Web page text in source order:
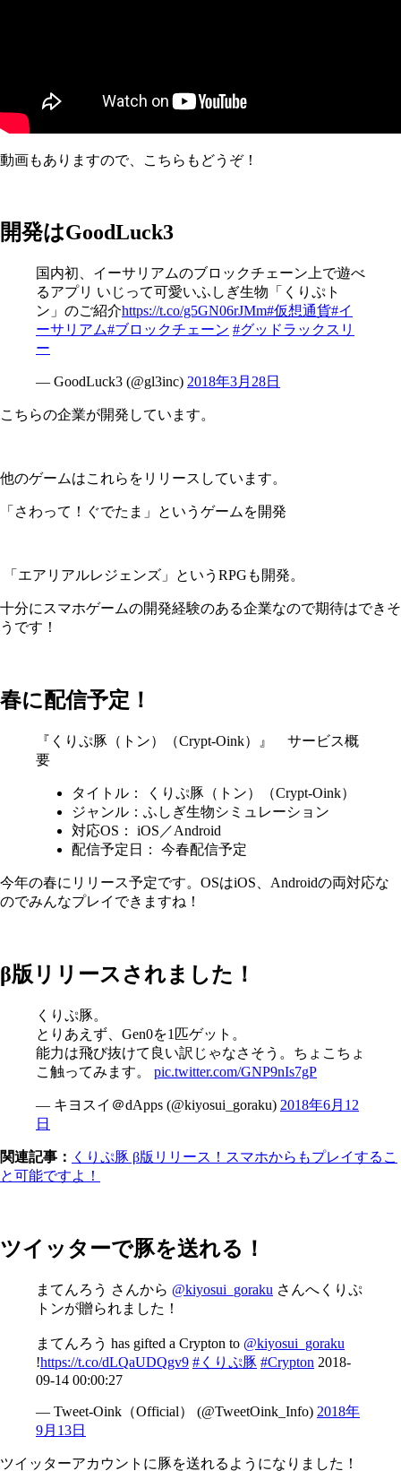
動画もありますので、こちらもどうぞ！
開発はGoodLuck3
国内初、イーサリアムのブロックチェーン上で遊べ
るアプリ いじって可愛いふしぎ生物「くりぷト
ン」のご紹介https://t.co/g5GN06rJMm#仮想通貨#イ
ーサリアム#ブロックチェーン #グッドラックスリ
ー
— GoodLuck3 (@gl3inc) 2018年3月28日
こちらの企業が開発しています。
他のゲームはこれらをリリースしています。
「さわって！ぐでたま」というゲームを開発
「エアリアルレジェンズ」というRPGも開発。
十分にスマホゲームの開発経験のある企業なので期待はできそ
うです！
春に配信予定！
『くりぷ豚（トン）（Crypt-Oink）』 サービス概
要
タイトル： くりぷ豚（トン）（Crypt-Oink）
ジャンル：ふしぎ生物シミュレーション
対応OS： iOS／Android
配信予定日： 今春配信予定
今年の春にリリース予定です。OSはiOS、Androidの両対応な
のでみんなプレイできますね！
β版リリースされました！
くりぷ豚。
とりあえず、Gen0を1匹ゲット。
能力は飛び抜けて良い訳じゃなさそう。ちょこちょ
こ触ってみます。 pic.twitter.com/GNP9nIs7gP
— キヨスイ＠dApps (@kiyosui_goraku) 2018年6月12
日
関連記事： くりぷ豚 β版リリース！スマホからもプレイするこ
と可能ですよ！
ツイッターで豚を送れる！
まてんろう さんから @kiyosui_goraku さんへくりぷ
トンが贈られました！
まてんろう has gifted a Crypton to @kiyosui_goraku
!https://t.co/dLQaUDQgv9 #くりぷ豚 #Crypton 2018-
09-14 00:00:27
— Tweet-Oink（Official） (@TweetOink_Info) 2018年
9月13日
ツイッターアカウントに豚を送れるようになりました！